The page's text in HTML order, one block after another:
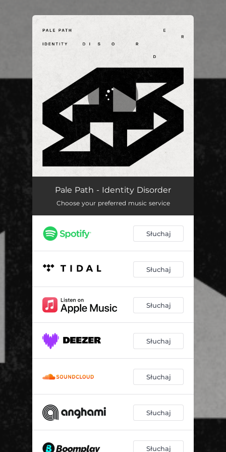
Identity Disorder 03:42
Pale Path - Identity Disorder
Choose your preferred music service
Słuchaj
Słuchaj
Słuchaj
Słuchaj
Słuchaj
Słuchaj
Słuchaj